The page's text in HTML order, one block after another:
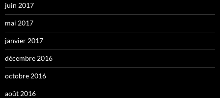
juin 2017
mai 2017
janvier 2017
décembre 2016
octobre 2016
août 2016